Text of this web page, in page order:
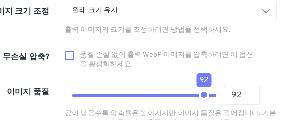
지 크기 조정 원래 크기 유지
출력 이미지의 크기를 조정하려면 방법을 선택하세요.
무손실 압축?
품질 손실 없이 출력 WebP 이미지를 압축하려면 이 옵션
을 활성화하세요.
이미지 품질
92
값이 낮을수록 압축률은 높아지지만 이미지 품질은 떨어집니다. 기본